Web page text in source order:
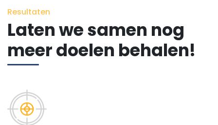
Resultaten
Laten we samen nog
meer doelen behalen!